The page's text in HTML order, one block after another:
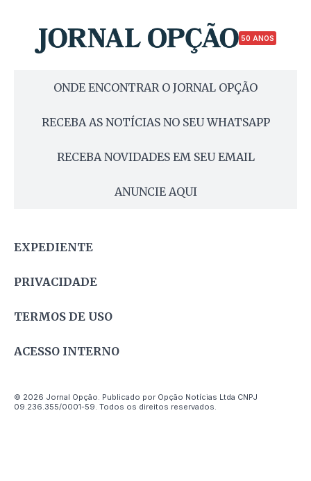
50 ANOS
ONDE ENCONTRAR O JORNAL OPÇÃO
RECEBA AS NOTÍCIAS NO SEU WHATSAPP
RECEBA NOVIDADES EM SEU EMAIL
ANUNCIE AQUI
EXPEDIENTE
PRIVACIDADE
TERMOS DE USO
ACESSO INTERNO
© 2026 Jornal Opção. Publicado por Opção Notícias Ltda CNPJ
09.236.355/0001-59. Todos os direitos reservados.